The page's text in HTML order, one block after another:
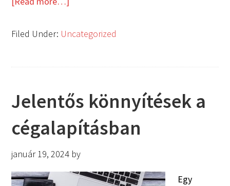
Filed Under: Uncategorized
Jelentős könnyítések a
cégalapításban
január 19, 2024 by
Egy